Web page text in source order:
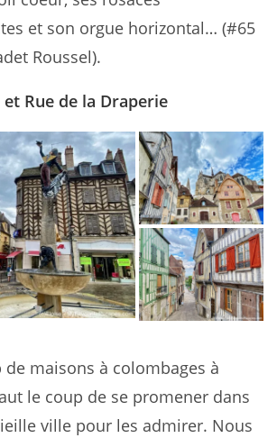
et son orgue horizontal… (#65
Roussel).
et Rue de la Draperie
de maisons à colombages à
le coup de se promener dans
ville pour les admirer. Nous